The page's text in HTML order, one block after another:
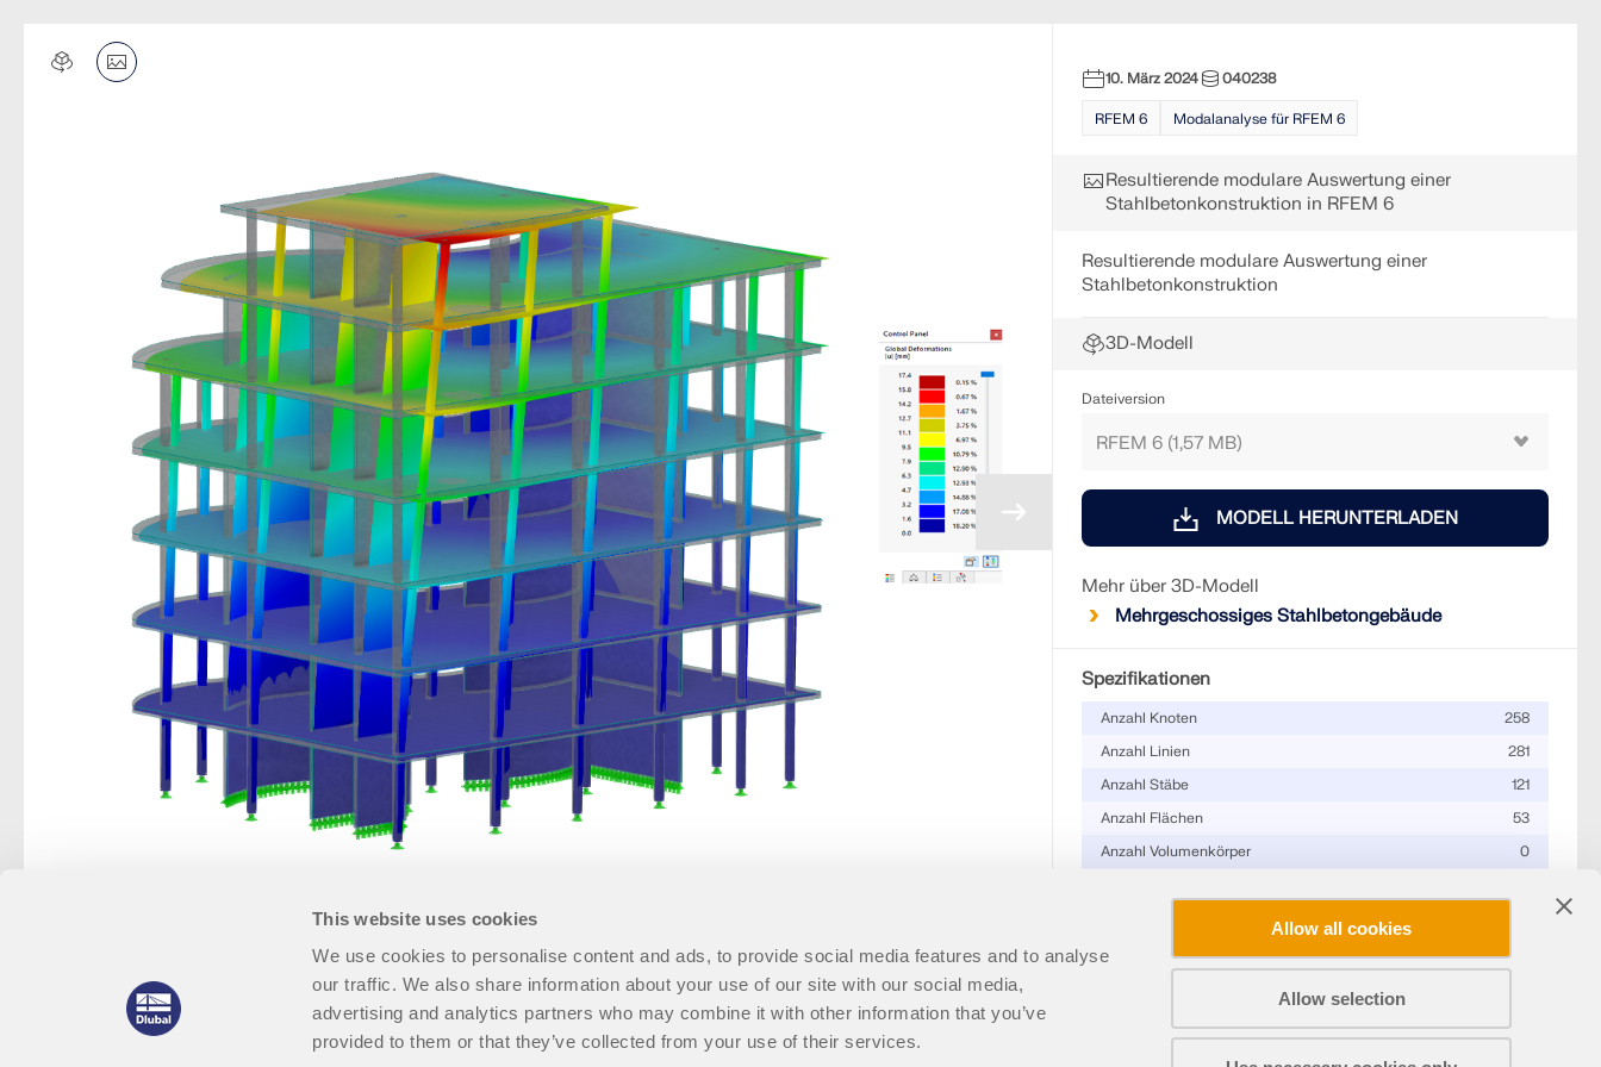
This website uses cookies
We use cookies to personalise content and ads, to provide social media features and to analyse
our traffic. We also share information about your use of our site with our social media,
advertising and analytics partners who may combine it with other information that you’ve
provided to them or that they’ve collected from your use of their services.
Allow all cookies
Allow selection
10. März 2024 040238
RFEM 6 Modalanalyse für RFEM 6
Resultierende modulare Auswertung einer
Stahlbetonkonstruktion in RFEM 6
Resultierende modulare Auswertung einer
Stahlbetonkonstruktion
3D-Modell
Dateiversion
MODELL HERUNTERLADEN
Mehr über 3D-Modell
Mehrgeschossiges Stahlbetongebäude
Spezifikationen
Anzahl Knoten
258
Anzahl Linien
281
Anzahl Stäbe
121
Anzahl Flächen
53
Anzahl Volumenkörper
0
Anzahl Lastkombinationen
Anzahl
Ergebniskombinationen
Abmessungen (metrisch)
21.000 x 28.000 x 26.000